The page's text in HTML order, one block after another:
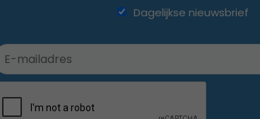
Dagelijkse nieuwsbrief